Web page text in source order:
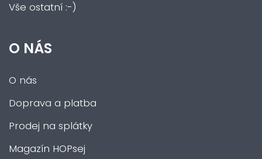
Vše ostatní :-)
O NÁS
O nás
Doprava a platba
Prodej na splátky
Magazín HOPsej